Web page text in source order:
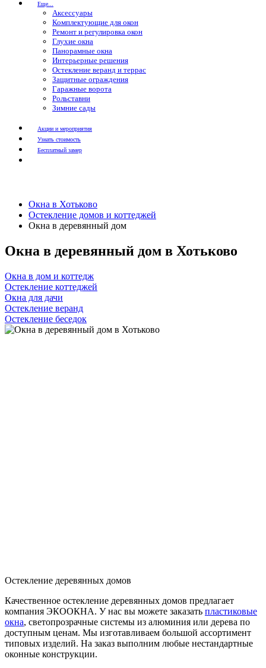
Еще...
Аксессуары
Комплектующие для окон
Ремонт и регулировка окон
Глухие окна
Панорамные окна
Интерьерные решения
Остекление веранд и террас
Защитные ограждения
Гаражные ворота
Рольставни
Зимние сады
Акции и мероприятия
Узнать стоимость
Бесплатный замер
Окна в Хотьково
Остекление домов и коттеджей
Окна в деревянный дом
Окна в деревянный дом в Хотьково
Окна в дом и коттедж
Остекление коттеджей
Окна для дачи
Остекление веранд
Остекление беседок
Остекление деревянных домов
Качественное остекление деревянных домов предлагает
компания ЭКООКНА. У нас вы можете заказать пластиковые
окна, светопрозрачные системы из алюминия или дерева по
доступным ценам. Мы изготавливаем большой ассортимент
типовых изделий. На заказ выполним любые нестандартные
оконные конструкции.